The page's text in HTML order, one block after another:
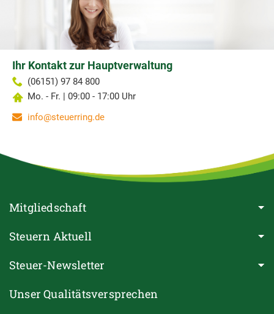
Ihr Kontakt zur Hauptverwaltung
(06151) 97 84 800
Mo. - Fr. | 09:00 - 17:00 Uhr
info@steuerring.de
Mitgliedschaft
Steuern Aktuell
Steuer-Newsletter
Unser Qualitätsversprechen